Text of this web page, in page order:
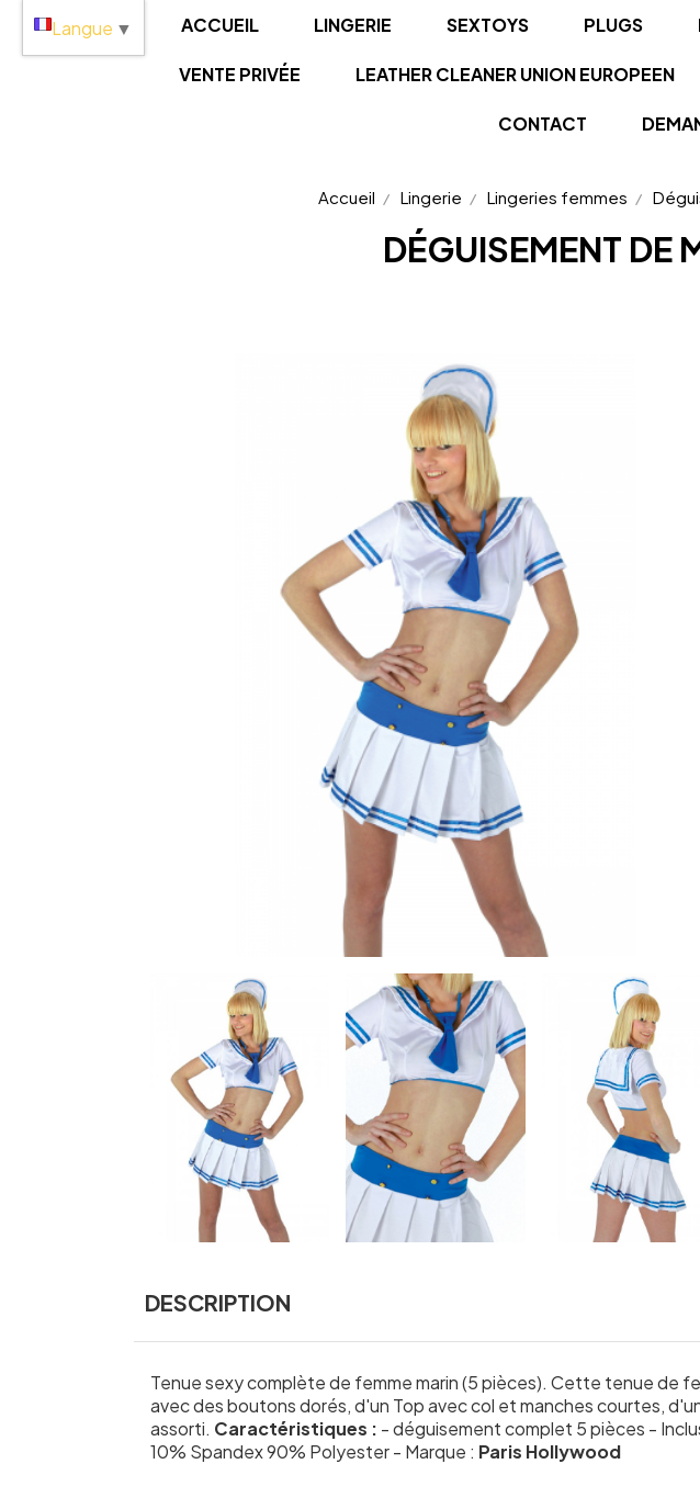
ACCUEIL LINGERIE SEXTOYS PLUGS
VENTE PRIVÉE LEATHER CLEANER UNION EUROPEEN
CONTACT
Accueil Lingerie Lingeries femmes
DÉGUISEMENT DE
DESCRIPTION
Tenue sexy complète de femme marin (5 pièces). Cette tenue de
avec des boutons dorés, d'un Top avec col et manches courtes,
assorti. Caractéristiques : - déguisement complet 5 pièces -
10% Spandex 90% Polyester - Marque : Paris Hollywood
Langue ▼